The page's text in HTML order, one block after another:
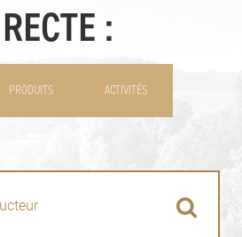
:
PRODUITS ACTIVITÉS